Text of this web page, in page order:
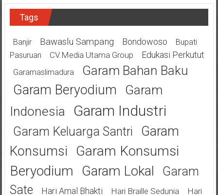
Tags
Banjir Bawaslu Sampang Bondowoso
Bupati
Pasuruan
CV.Media Utama Group Edukasi Perkutut
Garamaslimadura Garam Bahan Baku
Garam Beryodium
Garam
Indonesia
Garam Industri
Garam Keluarga Santri
Garam
Konsumsi
Garam Konsumsi
Beryodium
Garam Lokal
Garam
Sate
Hari Amal Bhakti Hari Braille Sedunia Hari